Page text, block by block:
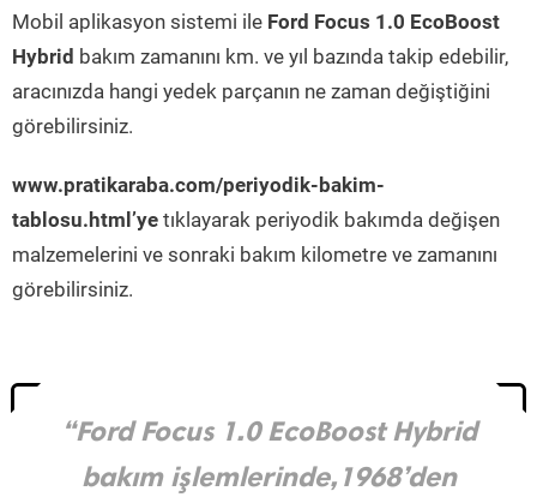
Mobil aplikasyon sistemi ile Ford Focus 1.0 EcoBoost
Hybrid bakım zamanını km. ve yıl bazında takip edebilir,
aracınızda hangi yedek parçanın ne zaman değiştiğini
görebilirsiniz.
www.pratikaraba.com/periyodik-bakim-
tablosu.html’ye tıklayarak periyodik bakımda değişen
malzemelerini ve sonraki bakım kilometre ve zamanını
görebilirsiniz.
“Ford Focus 1.0 EcoBoost Hybrid
bakım işlemlerinde,1968’den